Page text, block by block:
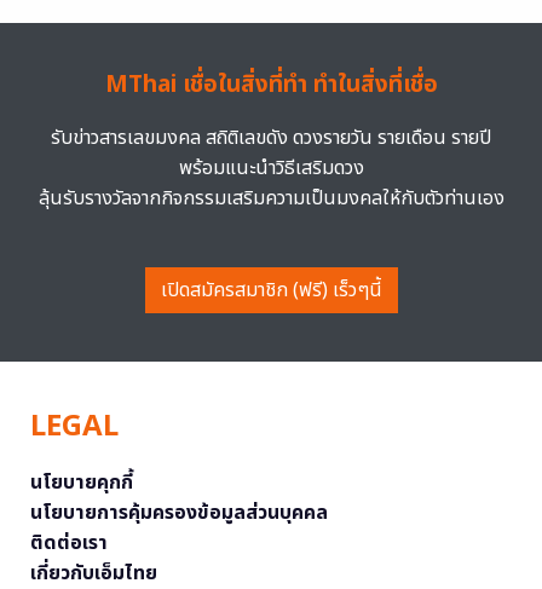
MThai เชื่อในสิ่งที่ทำ ทำในสิ่งที่เชื่อ
รับข่าวสารเลขมงคล สถิติเลขดัง ดวงรายวัน รายเดือน รายปี
พร้อมแนะนำวิธีเสริมดวง
ลุ้นรับรางวัลจากกิจกรรมเสริมความเป็นมงคลให้กับตัวท่านเอง
เปิดสมัครสมาชิก (ฟรี) เร็วๆนี้
LEGAL
นโยบายคุกกี้
นโยบายการคุ้มครองข้อมูลส่วนบุคคล
ติดต่อเรา
เกี่ยวกับเอ็มไทย